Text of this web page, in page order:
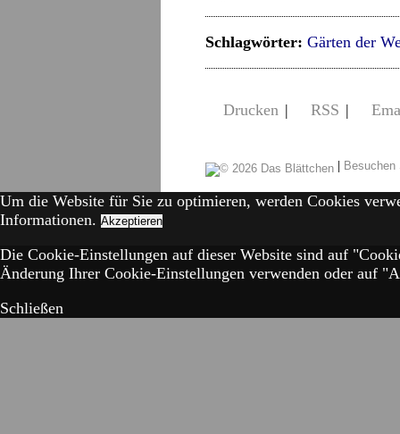
Schlagwörter: Gärten der
Drucken | RSS |
|
Um die Website für Sie zu optimieren, werden Cookies
Informationen. Akzeptieren
Die Cookie-Einstellungen auf dieser Website sind auf
Änderung Ihrer Cookie-Einstellungen verwenden oder auf
Schließen